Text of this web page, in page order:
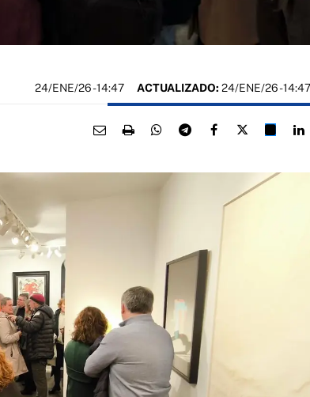
24/ENE/26- 14:47 ACTUALIZADO: 24/ENE/26 - 14:47